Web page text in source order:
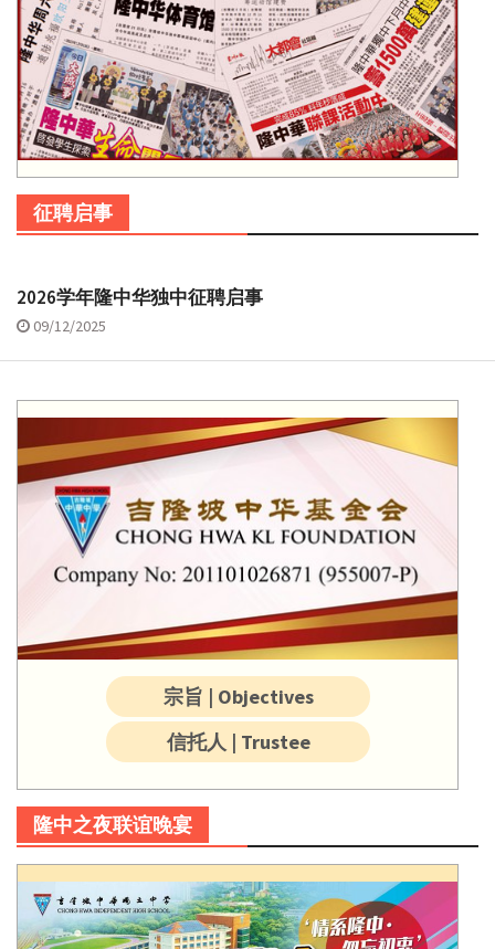
征聘启事
2026学年隆中华独中征聘启事
09/12/2025
宗旨 | Objectives
信托人 | Trustee
隆中之夜联谊晚宴